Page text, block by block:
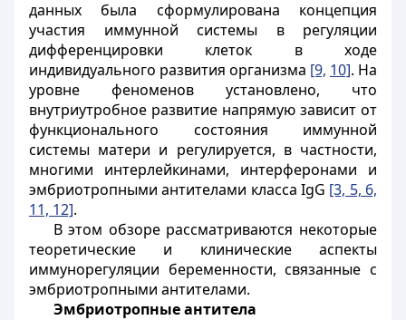
данных была сформулирована концепция
участия иммунной системы в регуляции
дифференцировки клеток в ходе
индивидуального развития организма [9, 10]. На
уровне феноменов установлено, что
внутриутробное развитие напрямую зависит от
функционального состояния иммунной
системы матери и регулируется, в частности,
многими интерлейкинами, интерферонами и
эмбриотропными антителами класса IgG [3, 5, 6,
11, 12].
В этом обзоре рассматриваются некоторые
теоретические и клинические аспекты
иммунорегуляции беременности, связанные с
эмбриотропными антителами.
Эмбриотропные антитела